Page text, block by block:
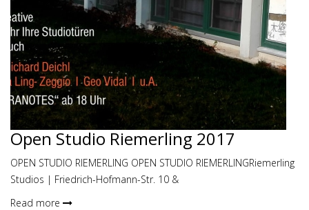
Open Studio Riemerling 2017
OPEN STUDIO RIEMERLING OPEN STUDIO RIEMERLINGRiemerling
Studios | Friedrich-Hofmann-Str. 10 &
Read more